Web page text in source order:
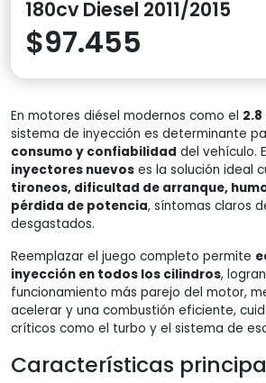
180cv Diesel 2011/2015
$97.455
En motores diésel modernos como el 2.8
sistema de inyección es determinante
consumo y confiabilidad del vehículo.
inyectores nuevos es la solución ideal
tironeos, dificultad de arranque,
pérdida de potencia, síntomas claros
desgastados.
Reemplazar el juego completo permite
inyección en todos los cilindros,
funcionamiento más parejo del motor,
acelerar y una combustión eficiente,
críticos como el turbo y el sistema de
Características